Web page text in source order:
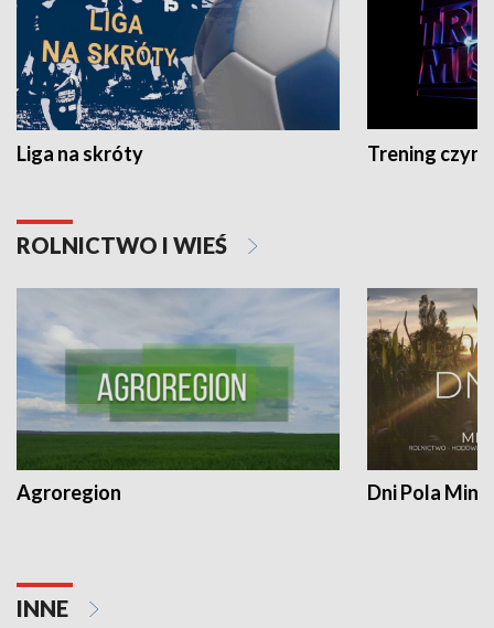
Liga na skróty Trening czyni
ROLNICTWO I WIEŚ
Agroregion Dni Pola
INNE